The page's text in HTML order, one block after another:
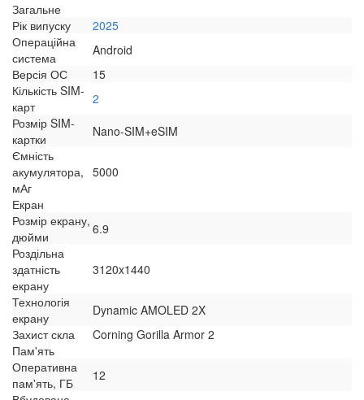
Загальне
Рік випуску
2025
Операційна
система
Android
Версія ОС
15
Кількість SIM-
карт
2
Розмір SIM-
картки
Nano-SIM+eSIM
Ємність
акумулятора,
мАг
5000
Екран
Розмір екрану,
дюйми
6.9
Роздільна
здатність
екрану
3120x1440
Технологія
екрану
Dynamic AMOLED 2X
Захист скла
Corning Gorilla Armor 2
Пам'ять
Оперативна
пам'ять, ГБ
12